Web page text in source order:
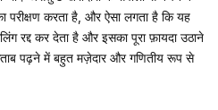
परीक्षण करता है, और ऐसा लगता है कि यह
रद्द कर देता है और इसका पूरा फ़ायदा उठाने
पढ़ने में बहुत मज़ेदार और गणितीय रूप से